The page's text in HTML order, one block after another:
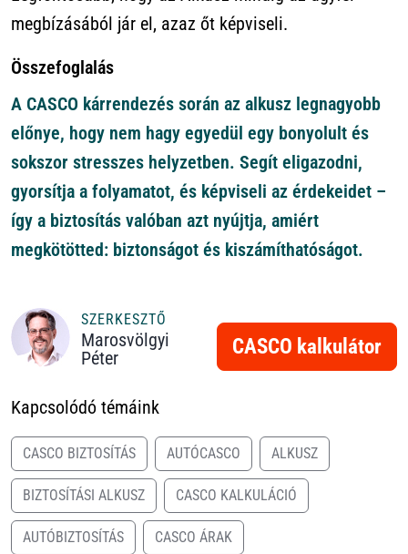
megbízásából jár el, azaz őt képviseli.
Összefoglalás
A CASCO kárrendezés során az alkusz legnagyobb
előnye, hogy nem hagy egyedül egy bonyolult és
sokszor stresszes helyzetben. Segít eligazodni,
gyorsítja a folyamatot, és képviseli az érdekeidet –
így a biztosítás valóban azt nyújtja, amiért
megkötötted: biztonságot és kiszámíthatóságot.
SZERKESZTŐ
Marosvölgyi
Péter
CASCO kalkulátor
Kapcsolódó témáink
CASCO BIZTOSÍTÁS AUTÓCASCO ALKUSZ
BIZTOSÍTÁSI ALKUSZ CASCO KALKULÁCIÓ
AUTÓBIZTOSÍTÁS CASCO ÁRAK